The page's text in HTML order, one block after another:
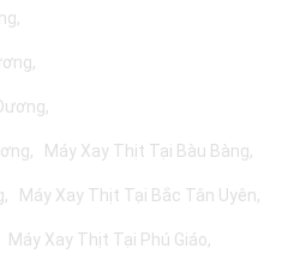
Máy Xay Thịt Tại Bàu Bàng
Máy Xay Thịt Tại Bắc Tân Uyên
Máy Xay Thịt Tại Phú Giáo